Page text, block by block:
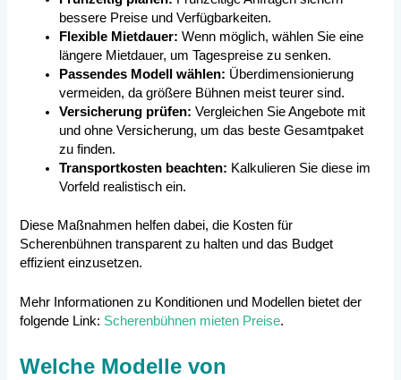
bessere Preise und Verfügbarkeiten.
Flexible Mietdauer: Wenn möglich, wählen Sie eine
längere Mietdauer, um Tagespreise zu senken.
Passendes Modell wählen: Überdimensionierung
vermeiden, da größere Bühnen meist teurer sind.
Versicherung prüfen: Vergleichen Sie Angebote mit
und ohne Versicherung, um das beste Gesamtpaket
zu finden.
Transportkosten beachten: Kalkulieren Sie diese im
Vorfeld realistisch ein.
Diese Maßnahmen helfen dabei, die Kosten für
Scherenbühnen transparent zu halten und das Budget
effizient einzusetzen.
Mehr Informationen zu Konditionen und Modellen bietet der
folgende Link: Scherenbühnen mieten Preise.
Welche Modelle von